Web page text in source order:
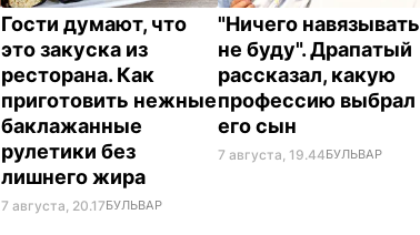
Гости думают, что
это закуска из
ресторана. Как
приготовить нежные
баклажанные
рулетики без
лишнего жира
7 августа, 20.17БУЛЬВАР
"Ничего навязывать
не буду". Драпатый
рассказал, какую
профессию выбрал
его сын
7 августа, 19.44БУЛЬВАР